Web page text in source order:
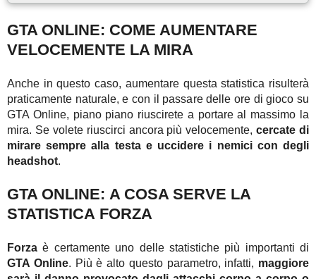
GTA ONLINE: COME AUMENTARE
VELOCEMENTE LA MIRA
Anche in questo caso, aumentare questa statistica risulterà
praticamente naturale, e con il passare delle ore di gioco su
GTA Online, piano piano riuscirete a portare al massimo la
mira. Se volete riuscirci ancora più velocemente,cercate di
mirare sempre alla testa e uccidere i nemici con degli
headshot.
GTA ONLINE: A COSA SERVE LA
STATISTICA FORZA
Forza è certamente uno delle statistiche più importanti di
GTA Online. Più è alto questo parametro, infatti, maggiore